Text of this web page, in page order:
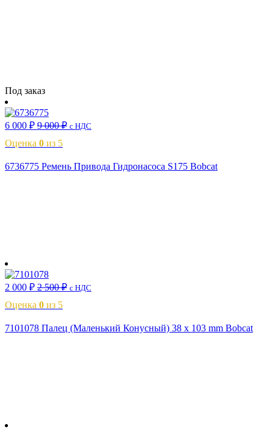
Под заказ
6 000 ₽ 9 000₽ с НДС
Оценка 0 из 5
6736775 Ремень Привода Гидронасоса S175 Bobcat
2 000 ₽ 2 500₽ с НДС
Оценка 0 из 5
7101078 Палец (Маленький Конусный) 38 x 103 mm Bobcat